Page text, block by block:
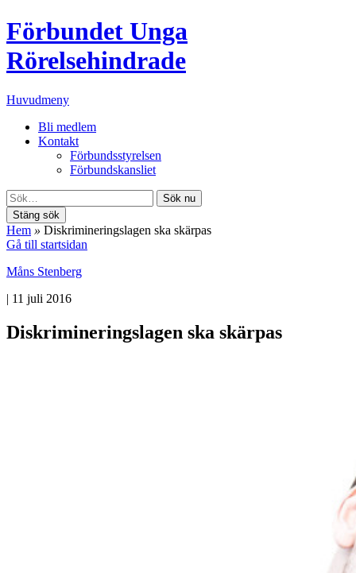
Förbundet Unga
Rörelsehindrade
Huvudmeny
Bli medlem
Kontakt
Förbundsstyrelsen
Förbundskansliet
Sök nu
Stäng sök
Hem » Diskrimineringslagen ska skärpas
Gå till startsidan
Måns Stenberg
| 11 juli 2016
Diskrimineringslagen ska skärpas